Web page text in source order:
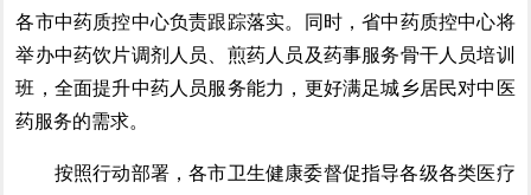
各市中药质控中心负责跟踪落实。同时，省中药质控中心将
举办中药饮片调剂人员、煎药人员及药事服务骨干人员培训
班，全面提升中药人员服务能力，更好满足城乡居民对中医
药服务的需求。
按照行动部署，各市卫生健康委督促指导各级各类医疗